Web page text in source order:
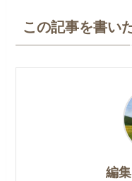
この記事を書い
編